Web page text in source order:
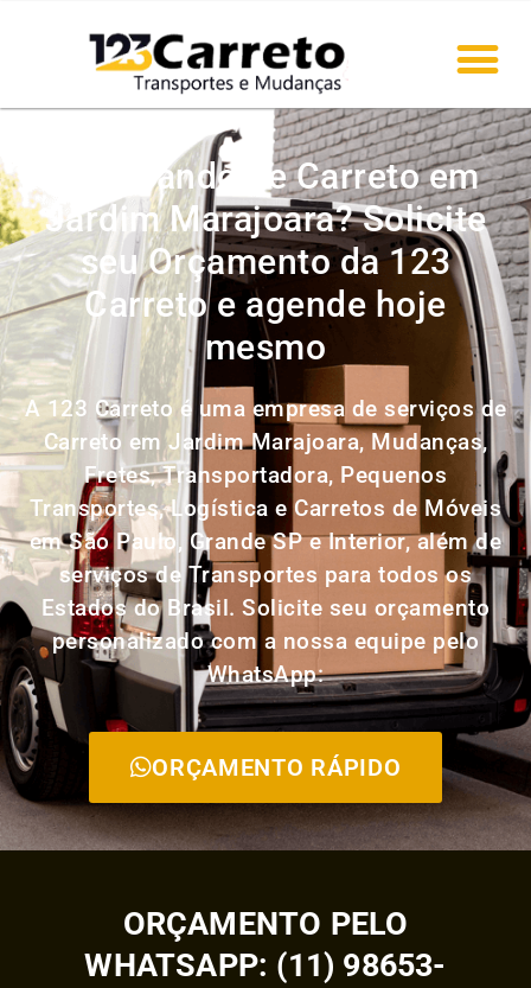
Precisando de Carreto em
Jardim Marajoara? Solicite
seu Orçamento da 123
Carreto e agende hoje
mesmo
A 123 Carreto é uma empresa de serviços de
Carreto em Jardim Marajoara, Mudanças,
Fretes, Transportadora, Pequenos
Transportes, Logística e Carretos de Móveis
em São Paulo, Grande SP e Interior, além de
serviços de Transportes para todos os
Estados do Brasil. Solicite seu orçamento
personalizado com a nossa equipe pelo
WhatsApp:
ORÇAMENTO RÁPIDO
ORÇAMENTO PELO
WHATSAPP: (11) 98653-